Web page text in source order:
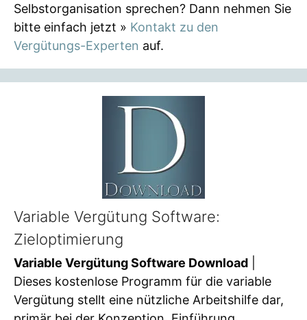
Selbstorganisation sprechen? Dann nehmen Sie
bitte einfach jetzt » Kontakt zu den
Vergütungs-Experten auf.
Variable Vergütung Software:
Zieloptimierung
Variable Vergütung Software Download
Dieses kostenlose Programm für die variable
Vergütung stellt eine nützliche Arbeitshilfe dar,